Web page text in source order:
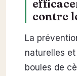
contre
La
naturelles
boules de